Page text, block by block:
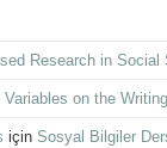
Research in Social
on the
için Sosyal Bilgiler